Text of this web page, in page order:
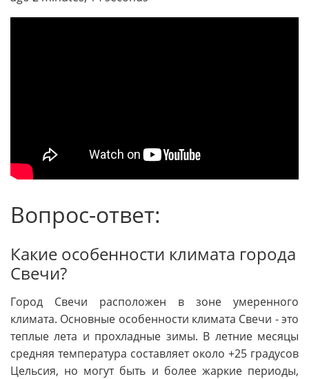
Вопрос-ответ:
Какие особенности климата города
Свечи?
Город Свечи расположен в зоне умеренного
климата. Основные особенности климата Свечи - это
теплые лета и прохладные зимы. В летние месяцы
средняя температура составляет около +25 градусов
Цельсия, но могут быть и более жаркие периоды,